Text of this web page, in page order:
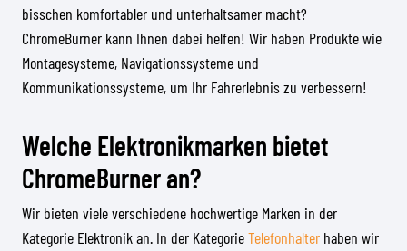
bisschen komfortabler und unterhaltsamer macht?
ChromeBurner kann Ihnen dabei helfen! Wir haben Produkte wie
Montagesysteme, Navigationssysteme und
Kommunikationssysteme, um Ihr Fahrerlebnis zu verbessern!
Welche Elektronikmarken bietet
ChromeBurner an?
Wir bieten viele verschiedene hochwertige Marken in der
Kategorie Elektronik an. In der KategorieTelefonhalter haben wir